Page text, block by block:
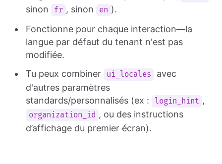
sinon
fr , sinon en ).
Fonctionne pour chaque interaction—la
langue par défaut du tenant n'est pas
modifiée.
Tu peux combiner
ui_locales
avec
d'autres paramètres
standards/personnalisés (ex :
login_hint ,
organization_id , ou des instructions
d’affichage du premier écran).